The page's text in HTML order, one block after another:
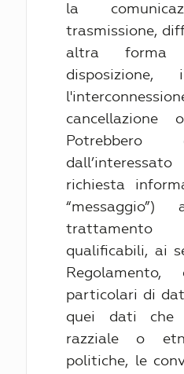
la
trasmissione,
altra
cancellazione
Potrebbero
richiesta
qualificabili, ai
Regolamento,
particolari di
quei dati che
razziale o
politiche, le